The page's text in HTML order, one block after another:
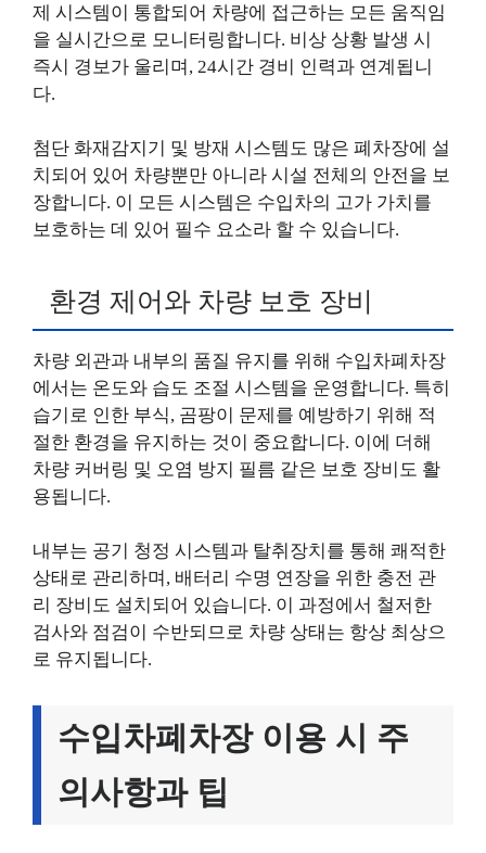
제 시스템이 통합되어 차량에 접근하는 모든 움직임
을 실시간으로 모니터링합니다. 비상 상황 발생 시
즉시 경보가 울리며, 24시간 경비 인력과 연계됩니
다.
첨단 화재감지기 및 방재 시스템도 많은 폐차장에 설
치되어 있어 차량뿐만 아니라 시설 전체의 안전을 보
장합니다. 이 모든 시스템은 수입차의 고가 가치를
보호하는 데 있어 필수 요소라 할 수 있습니다.
환경 제어와 차량 보호 장비
차량 외관과 내부의 품질 유지를 위해 수입차폐차장
에서는 온도와 습도 조절 시스템을 운영합니다. 특히
습기로 인한 부식, 곰팡이 문제를 예방하기 위해 적
절한 환경을 유지하는 것이 중요합니다. 이에 더해
차량 커버링 및 오염 방지 필름 같은 보호 장비도 활
용됩니다.
내부는 공기 청정 시스템과 탈취장치를 통해 쾌적한
상태로 관리하며, 배터리 수명 연장을 위한 충전 관
리 장비도 설치되어 있습니다. 이 과정에서 철저한
검사와 점검이 수반되므로 차량 상태는 항상 최상으
로 유지됩니다.
수입차폐차장 이용 시 주
의사항과 팁